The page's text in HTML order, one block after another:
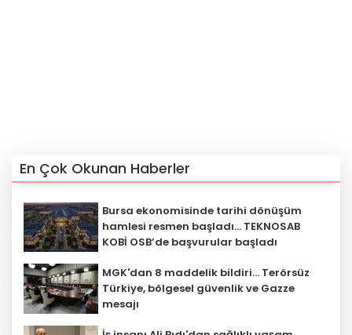
En Çok Okunan Haberler
Bursa ekonomisinde tarihi dönüşüm
hamlesi resmen başladı... TEKNOSAB
KOBİ OSB’de başvurular başladı
MGK'dan 8 maddelik bildiri... Terörsüz
Türkiye, bölgesel güvenlik ve Gazze
mesajı